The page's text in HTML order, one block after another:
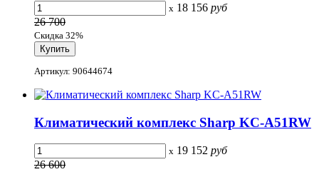
x 18 156 руб
26 700
Скидка 32%
Артикул: 90644674
Климатический комплекс Sharp KC-A51RW
x 19 152 руб
26 600